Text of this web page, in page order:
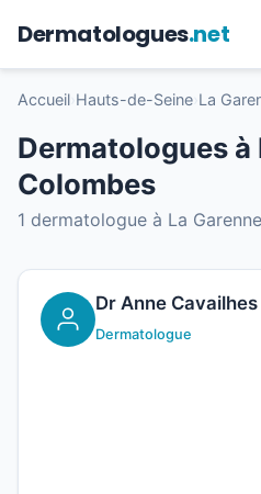
Dermatologues.net
Accueil Hauts-de-Seine La
Dermatologues à
Colombes
1 dermatologue à La
Dr Anne Cavailhes
Dermatologue